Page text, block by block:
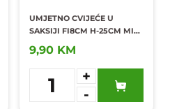
UMJETNO CVIJEĆE U
SAKSIJI FI8CM H-25CM MIX
CVIJEĆA
9,90 KM
1
+
-
Dodaj u
omiljene